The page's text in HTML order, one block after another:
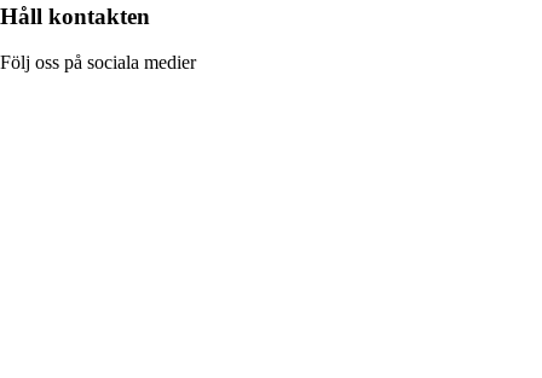
Håll kontakten
Följ oss på sociala medier